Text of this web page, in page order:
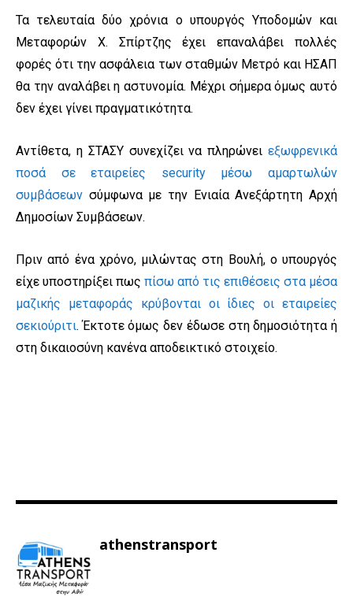
Τα τελευταία δύο χρόνια ο υπουργός Υποδομών και
Μεταφορών Χ. Σπίρτζης έχει επαναλάβει πολλές
φορές ότι την ασφάλεια των σταθμών Μετρό και ΗΣΑΠ
θα την αναλάβει η αστυνομία. Μέχρι σήμερα όμως αυτό
δεν έχει γίνει πραγματικότητα.
Αντίθετα, η ΣΤΑΣΥ συνεχίζει να πληρώνει εξωφρενικά
ποσά σε εταιρείες security μέσω αμαρτωλών
συμβάσεων σύμφωνα με την Ενιαία Ανεξάρτητη Αρχή
Δημοσίων Συμβάσεων.
Πριν από ένα χρόνο, μιλώντας στη Βουλή, ο υπουργός
είχε υποστηρίξει πως πίσω από τις επιθέσεις στα μέσα
μαζικής μεταφοράς κρύβονται οι ίδιες οι εταιρείες
σεκιούριτι. Έκτοτε όμως δεν έδωσε στη δημοσιότητα ή
στη δικαιοσύνη κανένα αποδεικτικό στοιχείο.
athenstransport